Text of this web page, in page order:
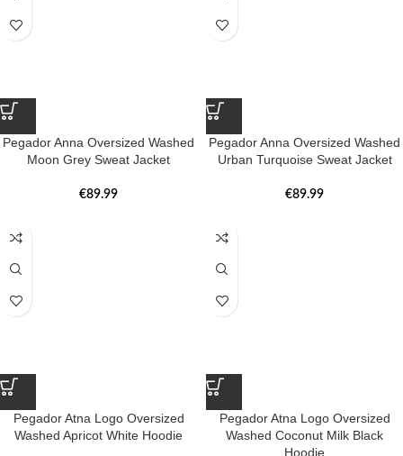
Pegador Anna Oversized Washed
Moon Grey Sweat Jacket
€89.99
Pegador Anna Oversized Washed
Urban Turquoise Sweat Jacket
€89.99
Pegador Atna Logo Oversized
Washed Apricot White Hoodie
Pegador Atna Logo Oversized
Washed Coconut Milk Black
Hoodie